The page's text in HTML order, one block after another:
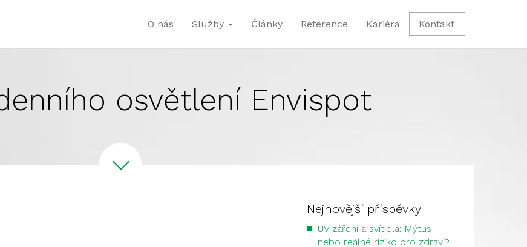
O nás Služby Články Reference Kariéra Kontakt
osvětlení Envispot
Nejnovější příspěvky
UV záření a svítidla: Mýtus
nebo reálné riziko pro zdraví?